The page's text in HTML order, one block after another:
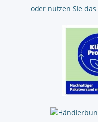
oder nutzen Sie das